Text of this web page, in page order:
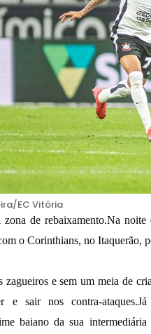
EC Vitória
de rebaixamento.Na
o Corinthians, no Itaquerão,
zagueiros e sem um meia de
e sair nos contra-
baiano da sua